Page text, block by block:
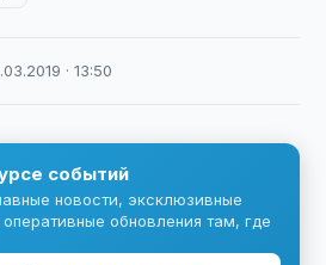
· 13:50
событий
новости, эксклюзивные
обновления там, где